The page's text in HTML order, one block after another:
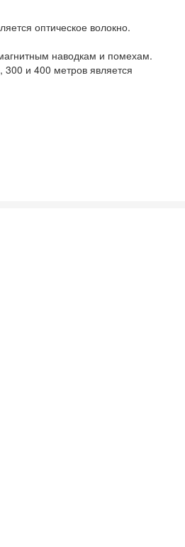
оптическое волокно.
наводкам и помехам.
и 400 метров является